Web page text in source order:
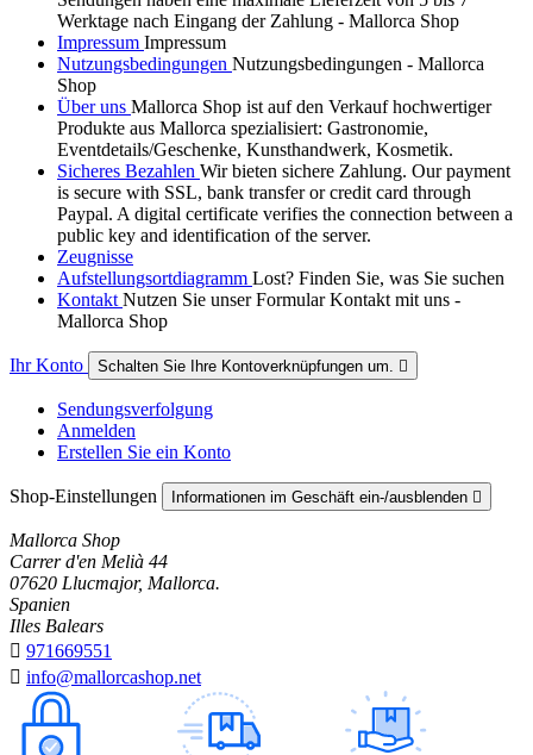
Werktage nach Eingang der Zahlung - Mallorca Shop
Impressum Impressum
Nutzungsbedingungen Nutzungsbedingungen - Mallorca
Shop
Über uns Mallorca Shop ist auf den Verkauf hochwertiger
Produkte aus Mallorca spezialisiert: Gastronomie,
Eventdetails/Geschenke, Kunsthandwerk, Kosmetik.
Sicheres Bezahlen Wir bieten sichere Zahlung. Our payment
is secure with SSL, bank transfer or credit card through
Paypal. A digital certificate verifies the connection between a
public key and identification of the server.
Zeugnisse
Aufstellungsortdiagramm Lost? Finden Sie, was Sie suchen
Kontakt Nutzen Sie unser Formular Kontakt mit uns -
Mallorca Shop
Ihr Konto Schalten Sie Ihre Kontoverknüpfungen um. 
Sendungsverfolgung
Anmelden
Erstellen Sie ein Konto
Shop-Einstellungen Informationen im Geschäft ein-/ausblenden 
Mallorca Shop
Carrer d'en Melià 44
07620 Llucmajor, Mallorca.
Spanien
Illes Balears
 971669551
 info@mallorcashop.net